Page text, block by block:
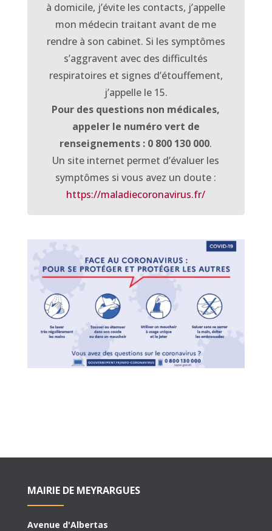
à domicile, j’évite les contacts, j’appelle
mon médecin traitant avant de me
rendre à son cabinet. Si les symptômes
s’aggravent avec des difficultés
respiratoires et signes d’étouffement,
j’appelle le 15.
Pour des questions non médicales,
appeler le numéro vert de
renseignements : 0 800 130 000.
Un site internet permet d’évaluer les
symptômes si vous avez un doute :
https://maladiecoronavirus.fr/
MAIRIE DE MEYRARGUES
Avenue d'Albertas